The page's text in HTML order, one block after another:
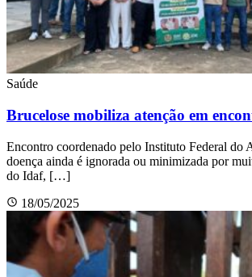
Saúde
Brucelose mobiliza atenção em
Encontro coordenado pelo Instituto Federal do
doença ainda é ignorada ou minimizada por
do Idaf, […]
18/05/2025